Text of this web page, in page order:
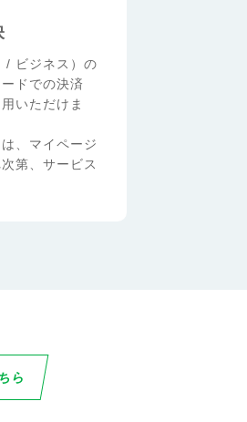
/ ビジネス）の
ドでの決済
いただけま
、マイページ
第、サービス
ら